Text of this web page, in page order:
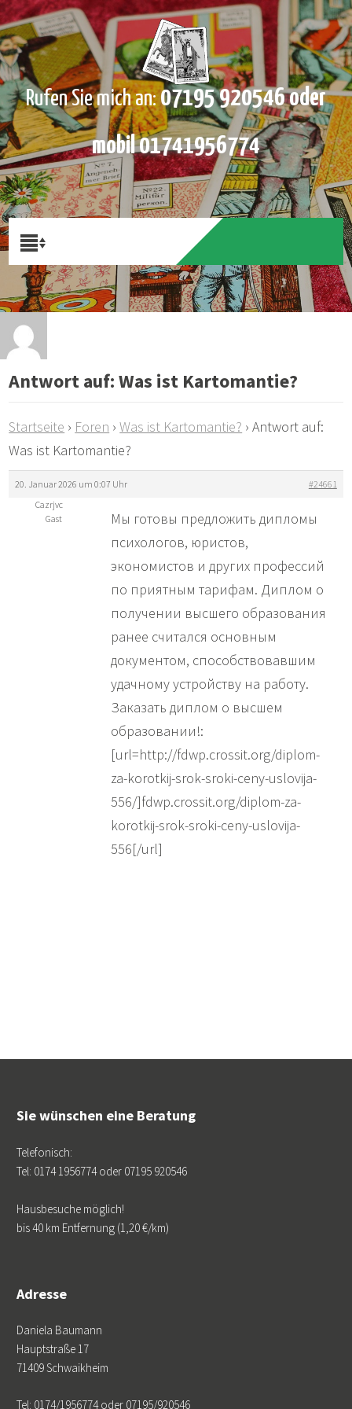
Rufen Sie mich an:07195 920546 oder
mobil 01741956774
Antwort auf: Was ist Kartomantie?
Startseite › Foren › Was ist Kartomantie? › Antwort auf:
Was ist Kartomantie?
20. Januar 2026 um 0:07 Uhr
#24661
Cazrjvc
Gast
Мы готовы предложить дипломы
психологов, юристов,
экономистов и других профессий
по приятным тарифам. Диплом о
получении высшего образования
ранее считался основным
документом, способствовавшим
удачному устройству на работу.
Заказать диплом о высшем
образовании!:
[url=http://fdwp.crossit.org/diplom-
za-korotkij-srok-sroki-ceny-uslovija-
556/]fdwp.crossit.org/diplom-za-
korotkij-srok-sroki-ceny-uslovija-
556[/url]
Sie wünschen eine Beratung
Telefonisch:
Tel: 0174 1956774 oder 07195 920546
Hausbesuche möglich!
bis 40 km Entfernung (1,20 €/km)
Adresse
Daniela Baumann
Hauptstraße 17
71409 Schwaikheim
Tel: 0174/1956774 oder 07195/920546